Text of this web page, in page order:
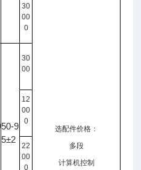
选配件价格：
多段
计算机控制
30
00
0
50-9
5±2
30
00
12
00
0
22
00
0